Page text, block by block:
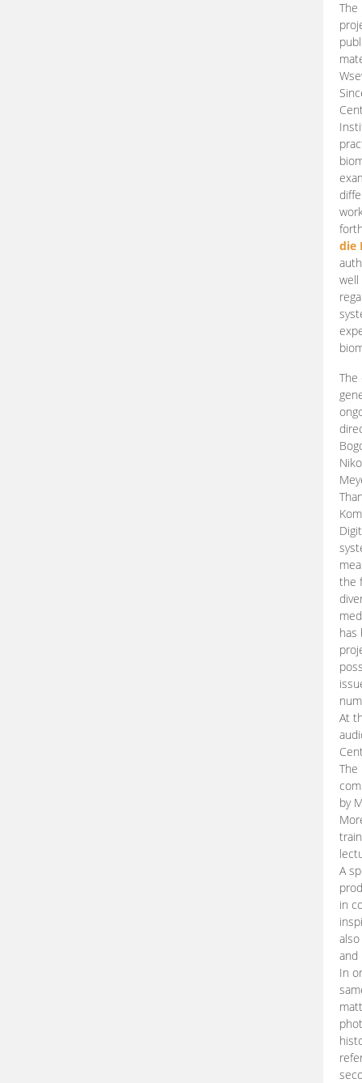
die
well
The
the
has
At
The
by
A
in
and
In